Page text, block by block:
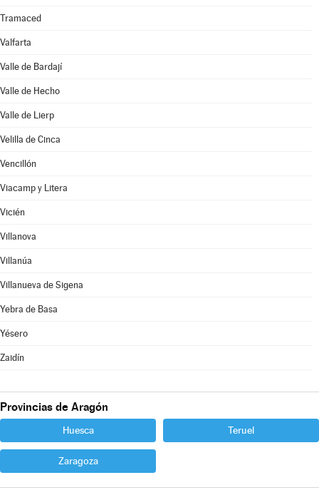
Tramaced
Valfarta
Valle de Bardají
Valle de Hecho
Valle de Lierp
Velilla de Cinca
Vencillón
Viacamp y Litera
Vicién
Villanova
Villanúa
Villanueva de Sigena
Yebra de Basa
Yésero
Zaidín
Provincias de Aragón
Huesca Teruel
Zaragoza